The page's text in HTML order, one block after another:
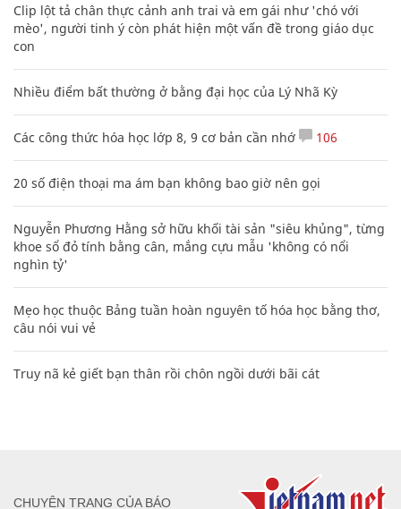
Clip lột tả chân thực cảnh anh trai và em gái như 'chó với
mèo', người tinh ý còn phát hiện một vấn đề trong giáo dục
con
Nhiều điểm bất thường ở bằng đại học của Lý Nhã Kỳ
Các công thức hóa học lớp 8, 9 cơ bản cần nhớ 106
20 số điện thoại ma ám bạn không bao giờ nên gọi
Nguyễn Phương Hằng sở hữu khối tài sản "siêu khủng", từng
khoe sổ đỏ tính bằng cân, mắng cựu mẫu 'không có nổi
nghìn tỷ'
Mẹo học thuộc Bảng tuần hoàn nguyên tố hóa học bằng thơ,
câu nói vui vẻ
Truy nã kẻ giết bạn thân rồi chôn ngồi dưới bãi cát
CHUYÊN TRANG CỦA BÁO